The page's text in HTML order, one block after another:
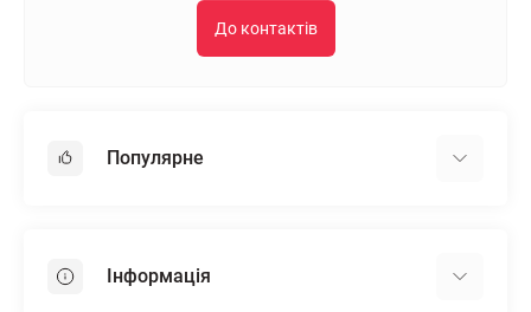
До контактів
Популярне
Пінопласт
Інформація